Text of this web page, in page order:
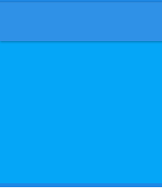
실시간 버스견적